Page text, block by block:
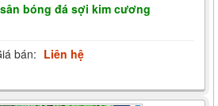
bóng đá sợi kim cương
bán: Liên hệ